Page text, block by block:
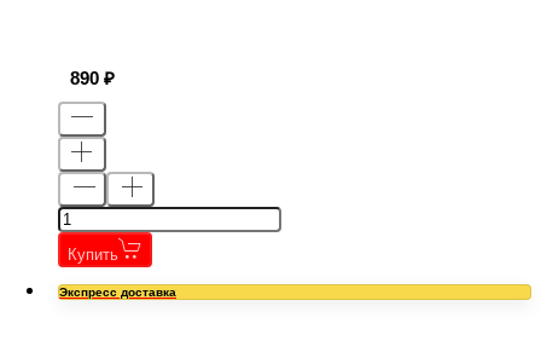
890
Купить
Экспресс доставка